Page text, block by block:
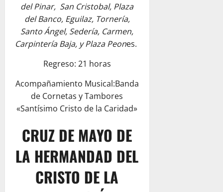
del Pinar, San Cristobal, Plaza
del Banco, Eguilaz, Tornería,
Santo Ángel, Sedería, Carmen,
Carpintería Baja, y Plaza Peones.
Regreso: 21 horas
Acompañamiento Musical:Banda
de Cornetas y Tambores
«Santísimo Cristo de la Caridad»
CRUZ DE MAYO DE
LA HERMANDAD DEL
CRISTO DE LA